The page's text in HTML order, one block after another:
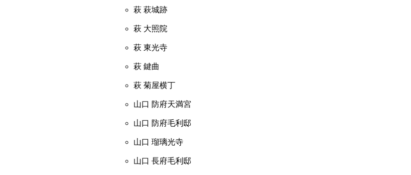
萩 萩城跡
萩 大照院
萩 東光寺
萩 鍵曲
萩 菊屋横丁
山口 防府天満宮
山口 防府毛利邸
山口 瑠璃光寺
山口 長府毛利邸